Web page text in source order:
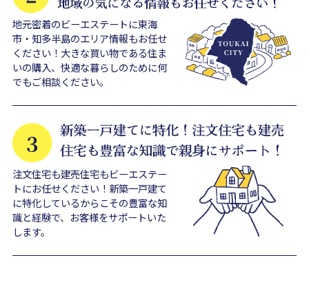
地元密着のビーエステートに東海
市・知多半島のエリア情報もお任せ
ください！大きな買い物である住ま
いの購入、快適な暮らしのために何
でもご相談ください。
注文住宅も建売住宅もビーエステー
トにお任せください！新築一戸建て
に特化しているからこその豊富な知
識と経験で、お客様をサポートいた
します。